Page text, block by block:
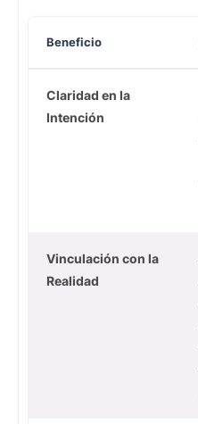
Beneficio
Claridad en la
Intención
Vinculación con la
Realidad